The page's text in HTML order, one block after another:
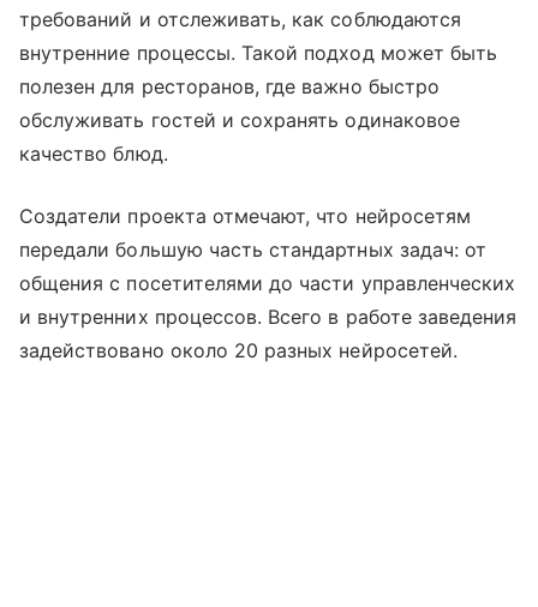
требований и отслеживать, как соблюдаются
внутренние процессы. Такой подход может быть
полезен для ресторанов, где важно быстро
обслуживать гостей и сохранять одинаковое
качество блюд.
Создатели проекта отмечают, что нейросетям
передали большую часть стандартных задач: от
общения с посетителями до части управленческих
и внутренних процессов. Всего в работе заведения
задействовано около 20 разных нейросетей.